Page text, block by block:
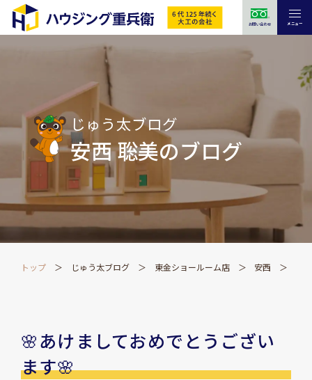
お問い合わせ メニュー
じゅう太ブログ
安西 聡美のブログ
トップ じゅう太ブログ 東金ショールーム店 安西
🌸あけましておめでとうござい
ます🌸